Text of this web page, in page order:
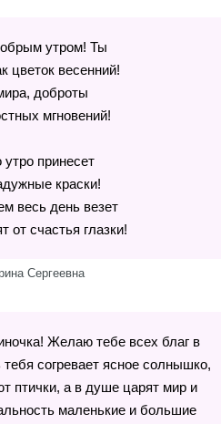
утром! Ты
цветок весенний!
доброты
мгновений!
утро принесет
краски!
весь день везет
от счастья глазки!
Сергеевна
Желаю тебе всех благ в
согревает ясное солнышко,
птички, а в душе царят мир и
маленькие и большие